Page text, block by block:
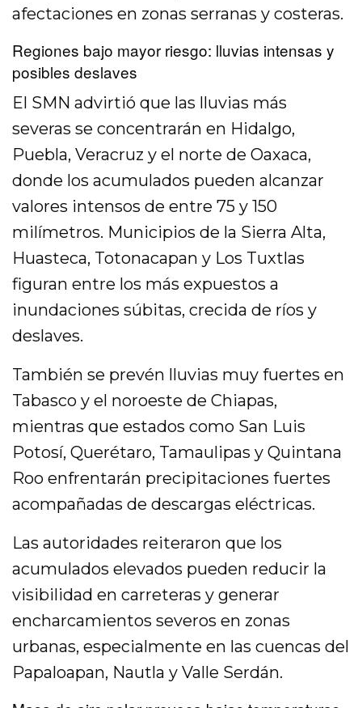
afectaciones en zonas serranas y costeras.
Regiones bajo mayor riesgo: lluvias intensas y
posibles deslaves
El SMN advirtió que las lluvias más
severas se concentrarán en Hidalgo,
Puebla, Veracruz y el norte de Oaxaca,
donde los acumulados pueden alcanzar
valores intensos de entre 75 y 150
milímetros. Municipios de la Sierra Alta,
Huasteca, Totonacapan y Los Tuxtlas
figuran entre los más expuestos a
inundaciones súbitas, crecida de ríos y
deslaves.
También se prevén lluvias muy fuertes en
Tabasco y el noroeste de Chiapas,
mientras que estados como San Luis
Potosí, Querétaro, Tamaulipas y Quintana
Roo enfrentarán precipitaciones fuertes
acompañadas de descargas eléctricas.
Las autoridades reiteraron que los
acumulados elevados pueden reducir la
visibilidad en carreteras y generar
encharcamientos severos en zonas
urbanas, especialmente en las cuencas del
Papaloapan, Nautla y Valle Serdán.